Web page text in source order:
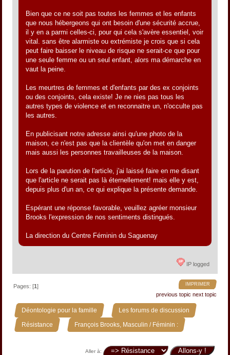
Bien que ce ne soit pas toutes les femmes et les enfants
que nous hébergeons qui ont besoin d'une sécurité accrue,
il y en a parmi celles-ci, pour qui cela s'avère essentiel, voir
vital. sans être alarmiste ou extrémiste je crois que si cela
peut faire baisser le niveau de risque ne serait-ce que pour
une seule femme ou un seul enfant, alors ma démarche en
vaut la peine.
Les meurtres de femmes et d'enfants par des ex conjoints
ou des conjoints, cela existe! Je ne nies pas tous les
autres types de violence et en reconnaitre un, n'occulte pas
les autres.
En publicisant notre adresse ainsi qu'une photo de la
maison, ce n'est pas que la clientèle qu'on met en danger
mais aussi les personnes travailleuses de la maison.
Lors de la parution de l'article, j'ai laissé faire en me disant
que l'article ne serait pas là éternellement! mais elle y est,
depuis plus d'un an, ce qui explique la présente demande.
Espérant une réponse favorable, veuillez agréer monsieur
Brooks l'expression de nos sentiments distingués.
La direction du Centre Féminin du Saguenay
IP logged
IMPRIMER
Pages: [1]
previous topic next topic
Déontologie pour la famille » Les forums de discussion »
Résistance » François Brooks, Masculin / Féminin :
Aller à: